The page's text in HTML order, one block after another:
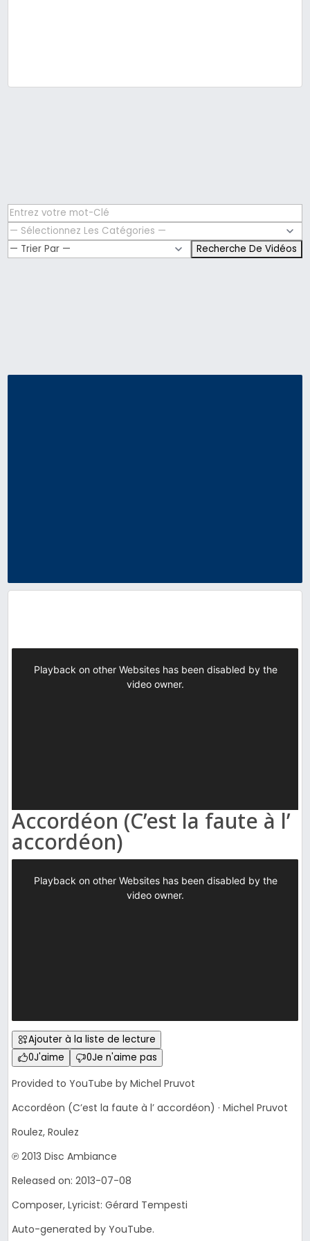
Accordéon (C’est la faute à l’
accordéon)
Ajouter à la liste de lecture
0J'aime 0Je n'aime pas
Provided to YouTube by Michel Pruvot
Accordéon (C’est la faute à l’ accordéon) · Michel Pruvot
Roulez, Roulez
℗ 2013 Disc Ambiance
Released on: 2013-07-08
Composer, Lyricist: Gérard Tempesti
Auto-generated by YouTube.